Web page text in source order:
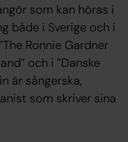
som kan höras i
både i Sverige och i
Ronnie Gardner
och i ”Danske
är sångerska,
som skriver sina